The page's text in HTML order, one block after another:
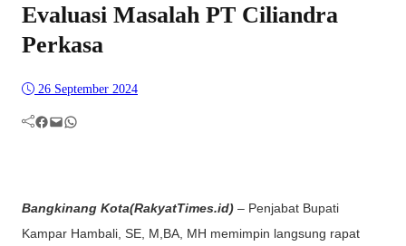
Evaluasi Masalah PT Ciliandra
Perkasa
26 September 2024
Facebook Mail WhatsApp
Bangkinang Kota(RakyatTimes.id) – Penjabat Bupati
Kampar Hambali, SE, M,BA, MH memimpin langsung rapat